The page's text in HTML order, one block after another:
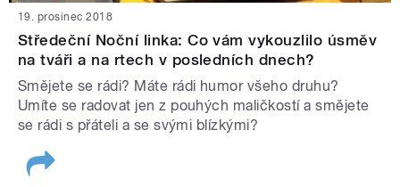
19. prosinec 2018
Středeční Noční linka: Co vám vykouzlilo úsměv
na tváři a na rtech v posledních dnech?
Smějete se rádi? Máte rádi humor všeho druhu?
Umíte se radovat jen z pouhých maličkostí a smějete
se rádi s přáteli a se svými blízkými?